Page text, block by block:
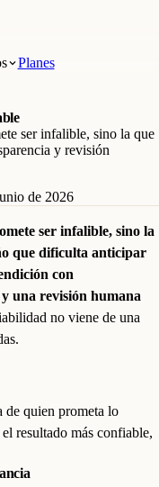
Planes
ser infalible, sino la que
y revisión
de 2026
ser infalible, sino la
que dificulta anticipar
con
una revisión humana
no viene de una
quien prometa lo
resultado más confiable,